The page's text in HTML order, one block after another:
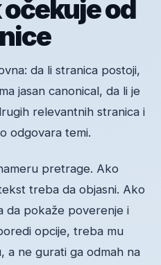
od
da li stranica postoji,
jasan canonical, da li je
relevantnih stranica i
odgovara temi.
pretrage. Ako
treba da objasni. Ako
da pokaže poverenje i
opcije, treba mu
a ne gurati ga odmah na